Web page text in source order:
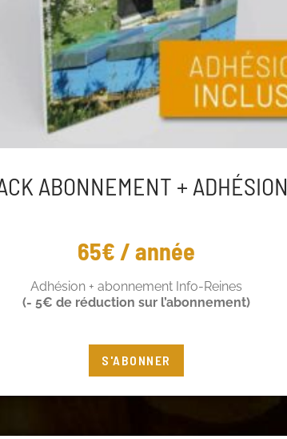
ABONNEMENT + ADHÉSION
65€ / année
Adhésion + abonnement Info-Reines
(- 5€ de réduction sur l’abonnement)
S'ABONNER